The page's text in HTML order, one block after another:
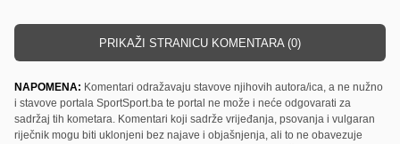
PRIKAŽI STRANICU KOMENTARA (0)
NAPOMENA: Komentari odražavaju stavove njihovih autora/ica, a ne nužno
i stavove portala SportSport.ba te portal ne može i neće odgovarati za
sadržaj tih kometara. Komentari koji sadrže vrijeđanja, psovanja i vulgaran
riječnik mogu biti uklonjeni bez najave i objašnjenja, ali to ne obavezuje